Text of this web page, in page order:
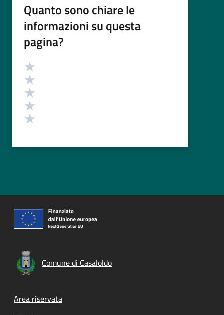
Quanto sono chiare le
informazioni su questa
pagina?
Valutazione
Comune di Casaloldo
Footer menu
Area riservata